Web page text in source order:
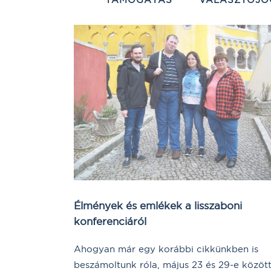
Élmények és emlékek a lisszaboni
konferenciáról
Ahogyan már egy korábbi cikkünkben is
beszámoltunk róla, május 23 és 29-e között